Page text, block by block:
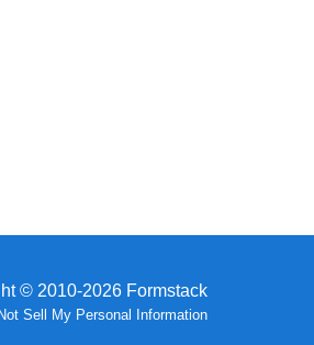
© 2010-2026 Formstack
Sell My Personal Information